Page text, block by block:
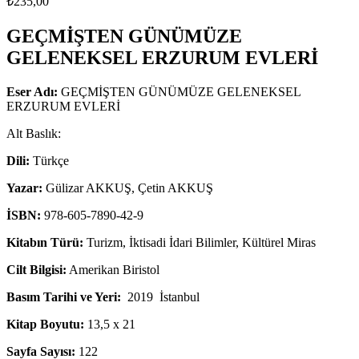
GEÇMİŞTEN GÜNÜMÜZE
GELENEKSEL ERZURUM EVLERİ
Eser Adı: GEÇMİŞTEN GÜNÜMÜZE GELENEKSEL
ERZURUM EVLERİ
Alt Baslık:
Dili: Türkçe
Yazar: Gülizar AKKUŞ, Çetin AKKUŞ
İSBN: 978-605-7890-42-9
Kitabın Türü: Turizm, İktisadi İdari Bilimler, Kültürel Miras
Cilt Bilgisi: Amerikan Biristol
Basım Tarihi ve Yeri: 2019 İstanbul
Kitap Boyutu: 13,5 x 21
Sayfa Sayısı: 122